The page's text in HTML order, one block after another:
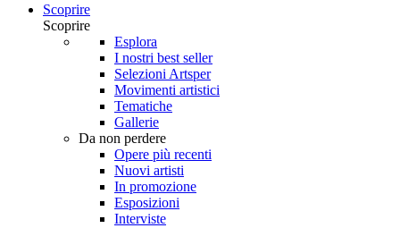
Scoprire
Scoprire
Esplora
I nostri best seller
Selezioni Artsper
Movimenti artistici
Tematiche
Gallerie
Da non perdere
Opere più recenti
Nuovi artisti
In promozione
Esposizioni
Interviste